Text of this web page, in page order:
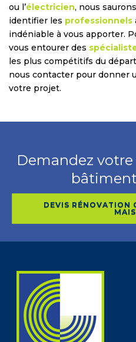
ou l’électricien, nous
identifier les professionnels
indéniable à vous apporter.
vous entourer des
les plus compétitifs du
nous contacter pour donner
votre projet.
Demandez
DEVIS RÉNOVATION